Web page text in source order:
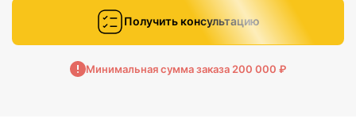
Получить консультацию
Минимальная сумма заказа 200 000 ₽